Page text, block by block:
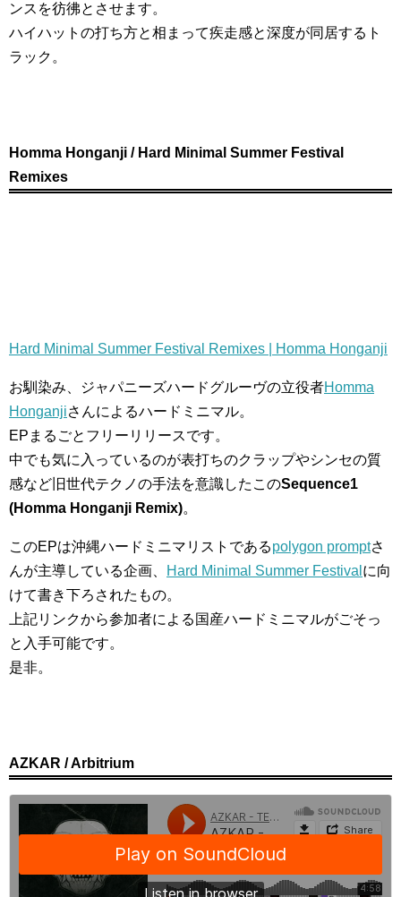
ンスを彷彿とさせます。
ハイハットの打ち方と相まって疾走感と深度が同居するト
ラック。
Homma Honganji / Hard Minimal Summer Festival
Remixes
Hard Minimal Summer Festival Remixes | Homma Honganji
お馴染み、ジャパニーズハードグルーヴの立役者Homma
Honganjiさんによるハードミニマル。
EPまるごとフリーリリースです。
中でも気に入っているのが表打ちのクラップやシンセの質
感など旧世代テクノの手法を意識したこのSequence1
(Homma Honganji Remix)。
このEPは沖縄ハードミニマリストであるpolygon promptさ
んが主導している企画、
Hard Minimal Summer Festival に向
けて書き下ろされたもの。
上記リンクから参加者による国産ハードミニマルがごそっ
と入手可能です。
是非。
AZKAR / Arbitrium